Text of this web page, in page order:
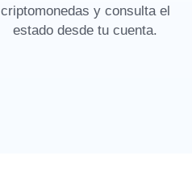
criptomonedas y consulta el
estado desde tu cuenta.